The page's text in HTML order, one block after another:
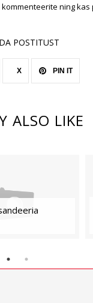
ning
POSTITUST
X PIN IT
ALSO LIKE